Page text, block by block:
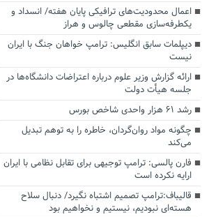
اعمال محدودیت‌های ترافیکی پایان هفته/ انسداد و
یکطرفه‌سازی مقطعی چالوس و هراز
دیپلمات سابق انگلیس:‌ ترامپ خواهان جنگ با ایران
نیست
ارائه گزارش وزیر علوم درباره اعتراضات دانشگاه‌ها در
جلسه هیأت دولت
رشد ۶۱ هزار واحدی شاخص بورس
چگونه مواد روان‌گردان، خاطره را به توهم تبدیل
می‌کند
فارن پالسی: ترامپ توجیهی برای تقابل نظامی با ایران
ارایه نکرده است
قالیباف:ترامپ تصمیم اشتباه نگیرد/ دنبال سلاح
هسته‌ای نبودیم، نیستیم و نخواهیم بود